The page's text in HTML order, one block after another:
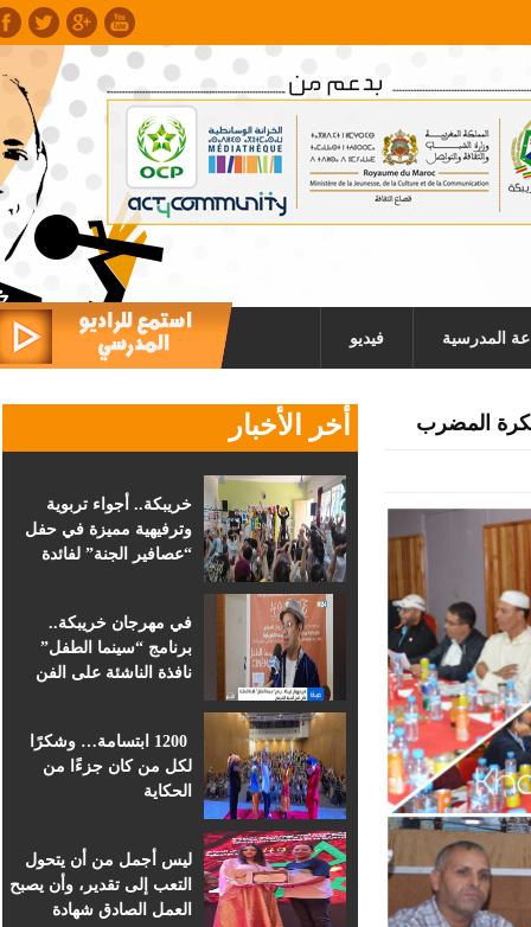
المدرسية فيديو
أخر الأخبار
خريبكة.. أجواء تربوية
وترفيهية مميزة في حفل
“عصافير الجنة” لفائدة
في مهرجان خريبكة..
برنامج “سينما الطفل”
نافذة الناشئة على الفن
1200 ابتسامة… وشكرًا
لكل من كان جزءًا من
الحكاية
ليس أجمل من أن يتحول
التعب إلى تقدير، وأن يصبح
العمل الصادق شهادة
المضرب